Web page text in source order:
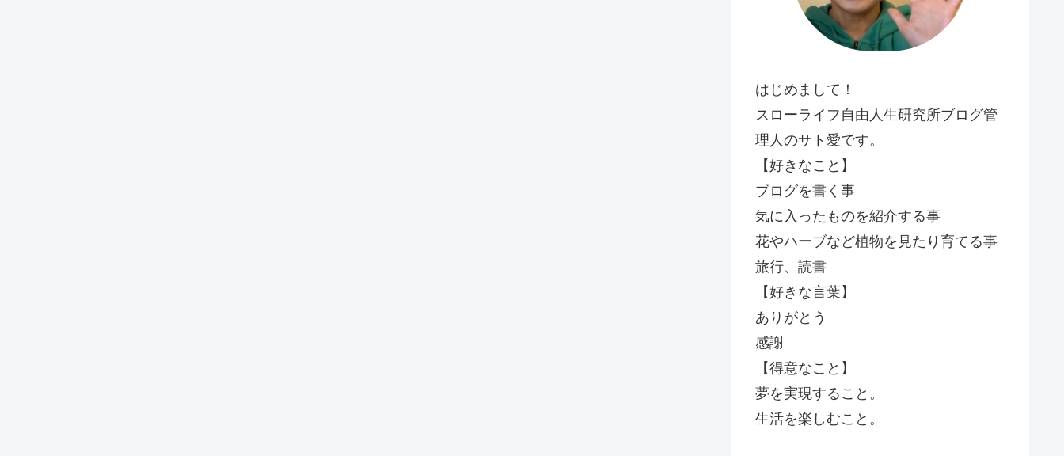
はじめまして！
スローライフ自由人生研究所ブログ管
理人のサト愛です。
【好きなこと】
ブログを書く事
気に入ったものを紹介する事
花やハーブなど植物を見たり育てる事
旅行、読書
【好きな言葉】
ありがとう
感謝
【得意なこと】
夢を実現すること。
生活を楽しむこと。